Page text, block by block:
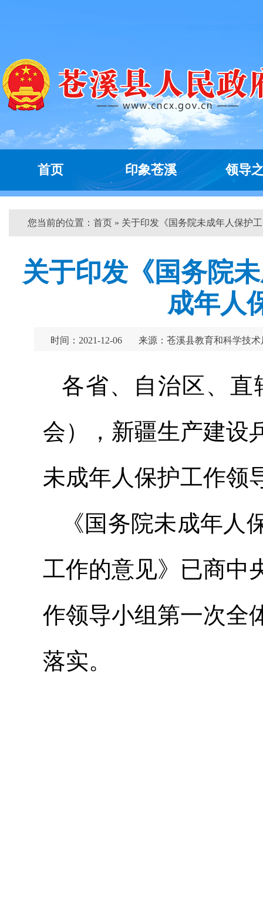
首页 印象苍溪 领导
您当前的位置： 首页 » 关于印发《国务院未成年人保护
关于印发《国务院
成年人
时间：2021-12-06 来源：苍溪县教育和科学技术
各省、自治区、
会），新疆生产建设
未成年人保护工作领
《国务院未成年
工作的意见》已商中
作领导小组第一次全
落实。